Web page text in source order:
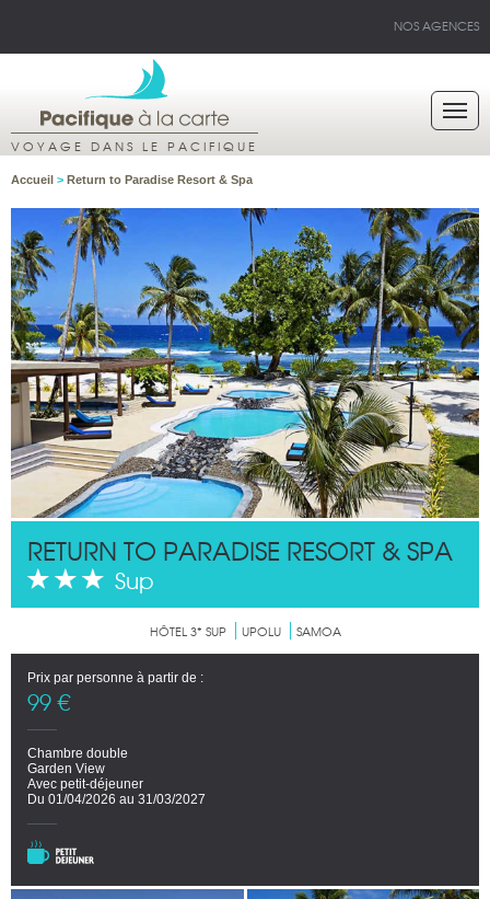
NOS AGENCES
VOYAGE DANS LE PACIFIQUE
Accueil > Return to Paradise Resort & Spa
RETURN TO PARADISE RESORT & SPA
Sup
HÔTEL 3* SUP UPOLU SAMOA
Prix par personne à partir de :
99 €
Chambre double
Garden View
Avec petit-déjeuner
Du 01/04/2026 au 31/03/2027